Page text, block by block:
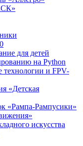
для детей
на Python
и FPV-
«Детская
«Рампа-Рампусики»
искусства